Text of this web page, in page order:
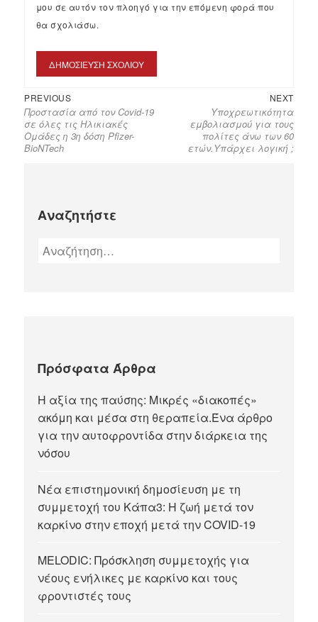
μου σε αυτόν τον πλοηγό για την επόμενη φορά που
θα σχολιάσω.
PREVIOUS
Προστασία από τον Covid-19
σε όλες τις Ηλικιακές
Ομάδες η 3η δόση Pfizer-
BioNTech
NEXT
Υποχρεωτικότητα
εμβολιασμού για τους
πολίτες άνω των 60
ετών.Υπάρχει λογική ;
Αναζητήστε
Πρόσφατα Άρθρα
Η αξία της παύσης: Μικρές «διακοπές»
ακόμη και μέσα στη θεραπεία.Ένα άρθρο
για την αυτοφροντίδα στην διάρκεια της
νόσου
Νέα επιστημονική δημοσίευση με τη
συμμετοχή του Κάπα3: Η ζωή μετά τον
καρκίνο στην εποχή μετά την COVID-19
MELODIC: Πρόσκληση συμμετοχής για
νέους ενήλικες με καρκίνο και τους
φροντιστές τους